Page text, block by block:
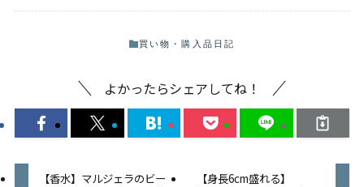
買い物・購入品日記
よかったらシェアしてね！
【香水】マルジェラのビー
【身長6cm盛れる】